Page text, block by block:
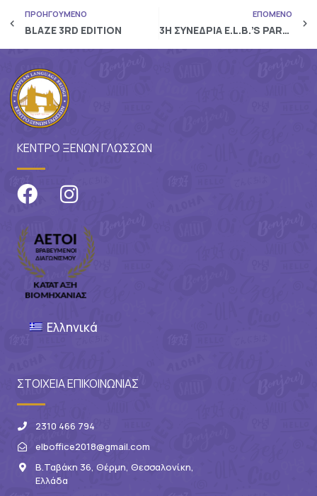
ΠΡΟΗΓΟΥΜΕΝΟ
BLAZE 3RD EDITION
ΕΠΟΜΕΝΟ
3Η ΣΥΝΕΔΡΙΑ E.L.B.’S PARENTS’ CLUB
ΚΕΝΤΡΟ ΞΕΝΩΝ ΓΛΩΣΣΩΝ
Ελληνικά
ΣΤΟΙΧΕΙΑ ΕΠΙΚΟΙΝΩΝΙΑΣ
2310 466 794
elboffice2018@gmail.com
Β.Ταβάκη 36, Θέρμη, Θεσσαλονίκη,
Ελλάδα